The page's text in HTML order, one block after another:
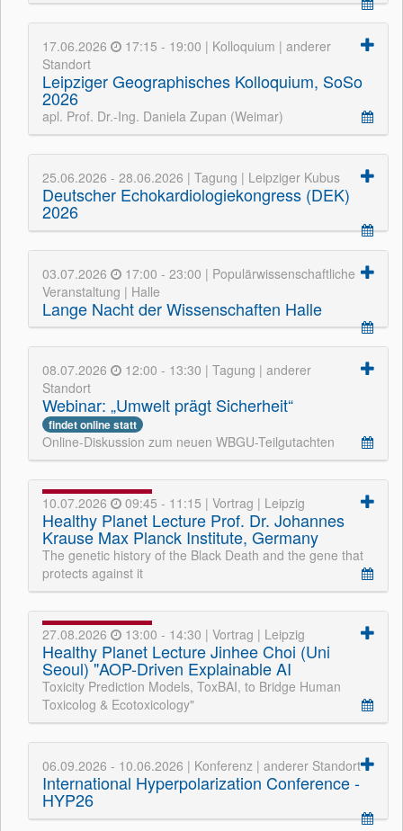
17.06.2026
17:15 - 19:00 | Kolloquium | anderer
Standort
Leipziger Geographisches Kolloquium, SoSo
2026
apl. Prof. Dr.-Ing. Daniela Zupan (Weimar)
25.06.2026 - 28.06.2026 | Tagung | Leipziger Kubus
Deutscher Echokardiologiekongress (DEK)
2026
03.07.2026
17:00 - 23:00 | Populärwissenschaftliche
Veranstaltung | Halle
Lange Nacht der Wissenschaften Halle
08.07.2026
12:00 - 13:30 | Tagung | anderer
Standort
Webinar: „Umwelt prägt Sicherheit“
findet online statt
Online-Diskussion zum neuen WBGU-Teilgutachten
10.07.2026 09:45 - 11:15 | Vortrag | Leipzig
Healthy Planet Lecture Prof. Dr. Johannes
Krause Max Planck Institute, Germany
The genetic history of the Black Death and the gene that
protects against it
27.08.2026 13:00 - 14:30 | Vortrag | Leipzig
Healthy Planet Lecture Jinhee Choi (Uni
Seoul) "AOP-Driven Explainable AI
Toxicity Prediction Models, ToxBAI, to Bridge Human
Toxicolog & Ecotoxicology"
06.09.2026 - 10.06.2026 | Konferenz | anderer Standort
International Hyperpolarization Conference -
HYP26